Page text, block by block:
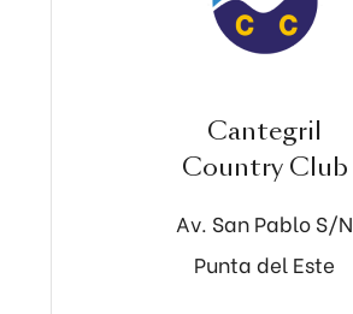
Cantegril
Country Club
Av. San Pablo S/N
Punta del Este